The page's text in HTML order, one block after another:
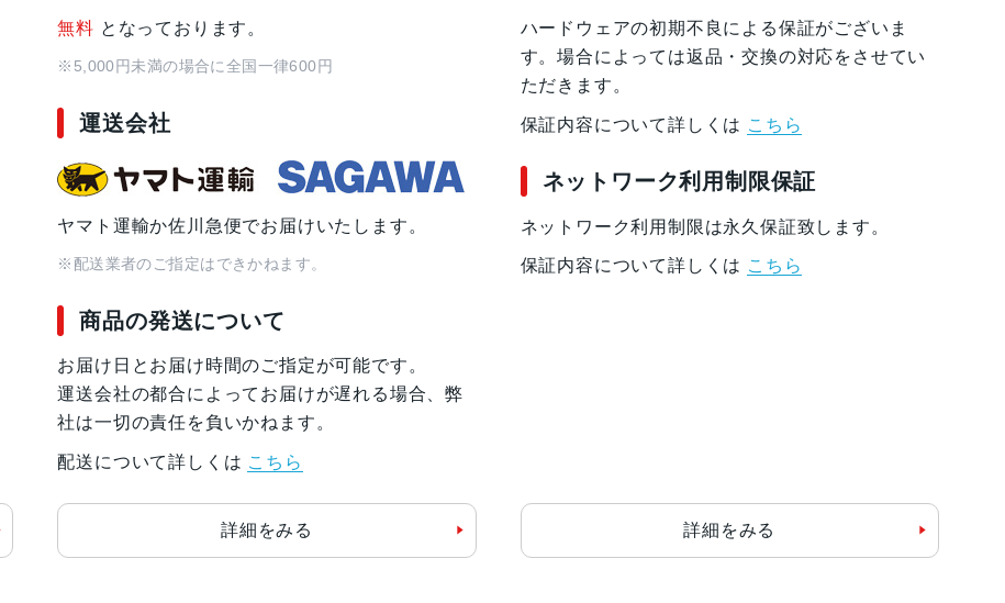
無料 となっております。
※5,000円未満の場合に全国一律600円
運送会社
ヤマト運輸か佐川急便でお届けいたします。
※配送業者のご指定はできかねます。
商品の発送について
お届け日とお届け時間のご指定が可能です。
運送会社の都合によってお届けが遅れる場合、弊
社は一切の責任を負いかねます。
配送について詳しくは こちら
詳細をみる
ハードウェアの初期不良による保証がございま
す。場合によっては返品・交換の対応をさせてい
ただきます。
保証内容について詳しくは こちら
ネットワーク利用制限保証
ネットワーク利用制限は永久保証致します。
保証内容について詳しくは こちら
詳細をみる